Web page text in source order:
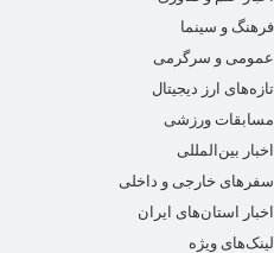
فرهنگ و سینما
عمومی و سرگرمی
تازه‌های ارز دیجیتال
مسابقات ورزشی
اخبار بین‌المللی
سفرهای خارجی و داخلی
اخبار استان‌های ایران
لینک‌های ویژه